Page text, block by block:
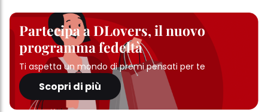
Partecipa a DLovers, il nuovo
programma fedeltà
Ti aspetta un mondo di premi pensati per te
Scopri di più